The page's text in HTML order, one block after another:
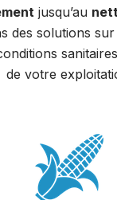
jusqu’au
des solutions
de votre